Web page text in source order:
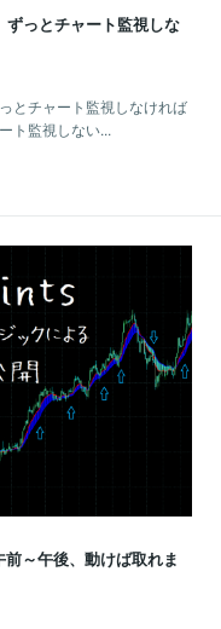
ずっとチャート監視しな
とチャート監視しなければ
ト監視しない...
前～午後、動けば取れま